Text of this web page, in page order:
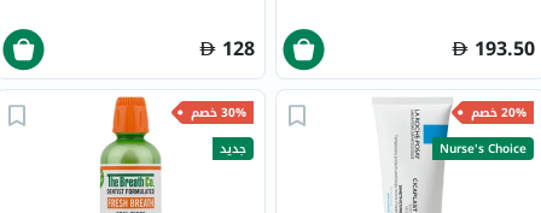
193.50
128
20% خصم
Nurse's Choice
30% خصم
جديد